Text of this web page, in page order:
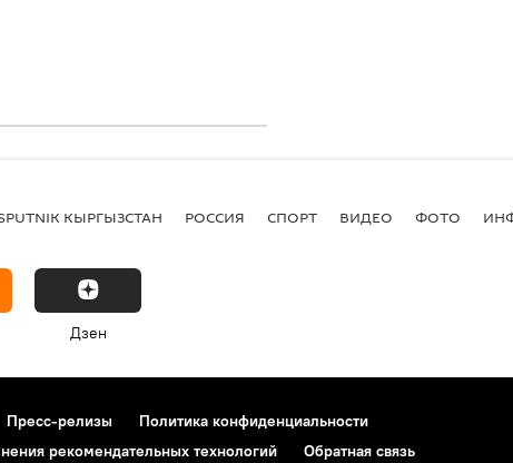
КЫРГЫЗСТАН РОССИЯ СПОРТ ВИДЕО ФОТО
Дзен
Пресс-релизы
Политика конфиденциальности
рекомендательных технологий Обратная связь